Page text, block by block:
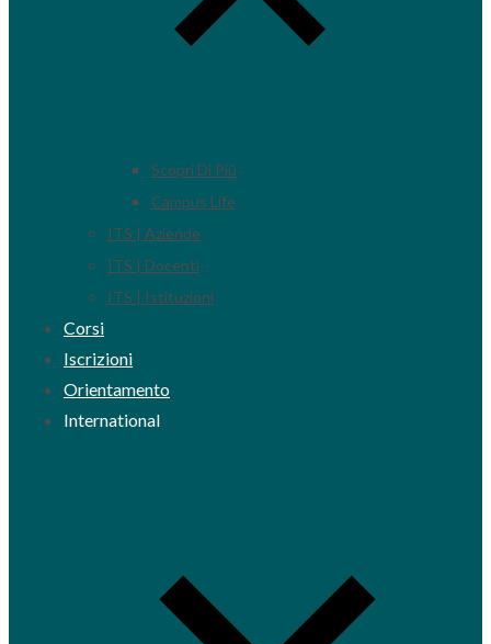
Scopri Di Più
Campus Life
ITS | Aziende
ITS | Docenti
ITS | Istituzioni
Corsi
Iscrizioni
Orientamento
International